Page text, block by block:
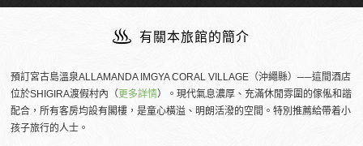
有關本旅館的簡介
預訂宮古島溫泉ALLAMANDA IMGYA CORAL VILLAGE（沖繩縣）──這間酒店
位於SHIGIRA渡假村內（更多詳情）。現代氣息濃厚、充滿休閒雰圍的傢俬和諧
配合，所有客房均設有閣樓，是童心橫溢、明朗活潑的空間。特別推薦給帶着小
孩子旅行的人士。